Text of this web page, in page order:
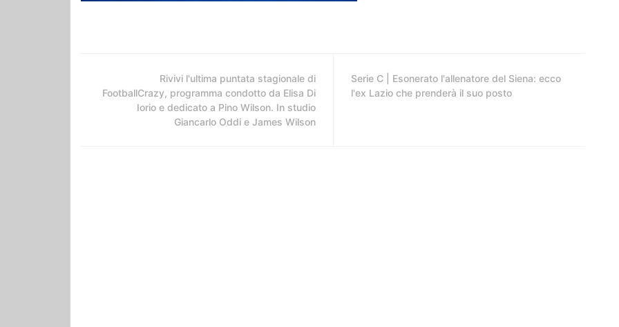
Rivivi l'ultima puntata stagionale di
FootballCrazy, programma condotto da Elisa Di
Iorio e dedicato a Pino Wilson. In studio
Giancarlo Oddi e James Wilson
Serie C | Esonerato l'allenatore del Siena: ecco
l'ex Lazio che prenderà il suo posto